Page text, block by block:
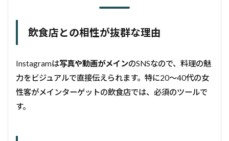
飲食店との相性が抜群な理由
Instagramは写真や動画がメインのSNSなので、料理の魅
力をビジュアルで直接伝えられます。特に20〜40代の女
性客がメインターゲットの飲食店では、必須のツールで
す。